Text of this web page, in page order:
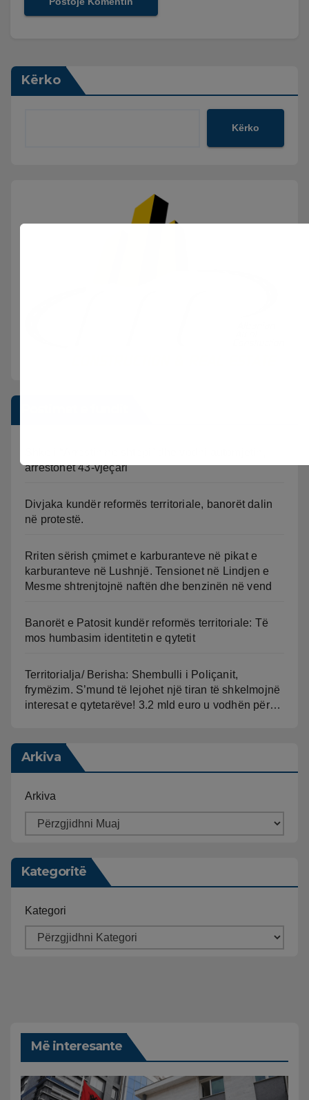
Kërko
Kërko
arrestohet 43-vjeçari
Divjaka kundër reformës territoriale, banorët dalin
në protestë.
Rriten sërish çmimet e karburanteve në pikat e
karburanteve në Lushnjë. Tensionet në Lindjen e
Mesme shtrenjtojnë naftën dhe benzinën në vend
Banorët e Patosit kundër reformës territoriale: Të
mos humbasim identitetin e qytetit
Territorialja/ Berisha: Shembulli i Poliçanit,
frymëzim. S’mund të lejohet një tiran të shkelmojnë
interesat e qytetarëve! 3.2 mld euro u vodhën për…
Arkiva
Arkiva
Kategoritë
Kategori
Më interesante